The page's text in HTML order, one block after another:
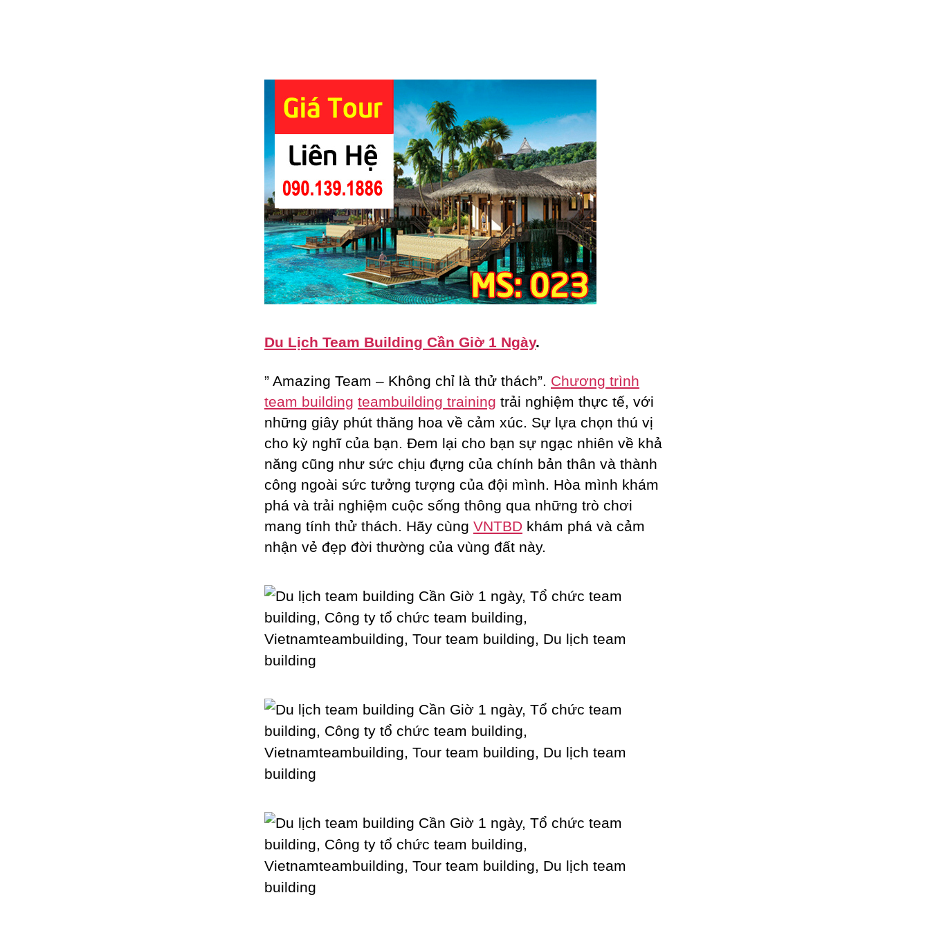
Du Lịch Team Building Cần Giờ 1 Ngày.
” Amazing Team – Không chỉ là thử thách”. Chương trình
team building teambuilding training trải nghiệm thực tế, với
những giây phút thăng hoa về cảm xúc. Sự lựa chọn thú vị
cho kỳ nghĩ của bạn. Đem lại cho bạn sự ngạc nhiên về khả
năng cũng như sức chịu đựng của chính bản thân và thành
công ngoài sức tưởng tượng của đội mình. Hòa mình khám
phá và trải nghiệm cuộc sống thông qua những trò chơi
mang tính thử thách. Hãy cùng VNTBD khám phá và cảm
nhận vẻ đẹp đời thường của vùng đất này.